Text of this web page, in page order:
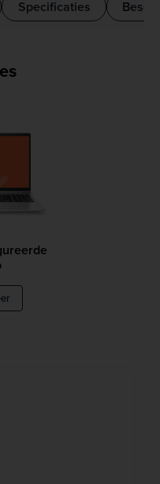
Specificaties